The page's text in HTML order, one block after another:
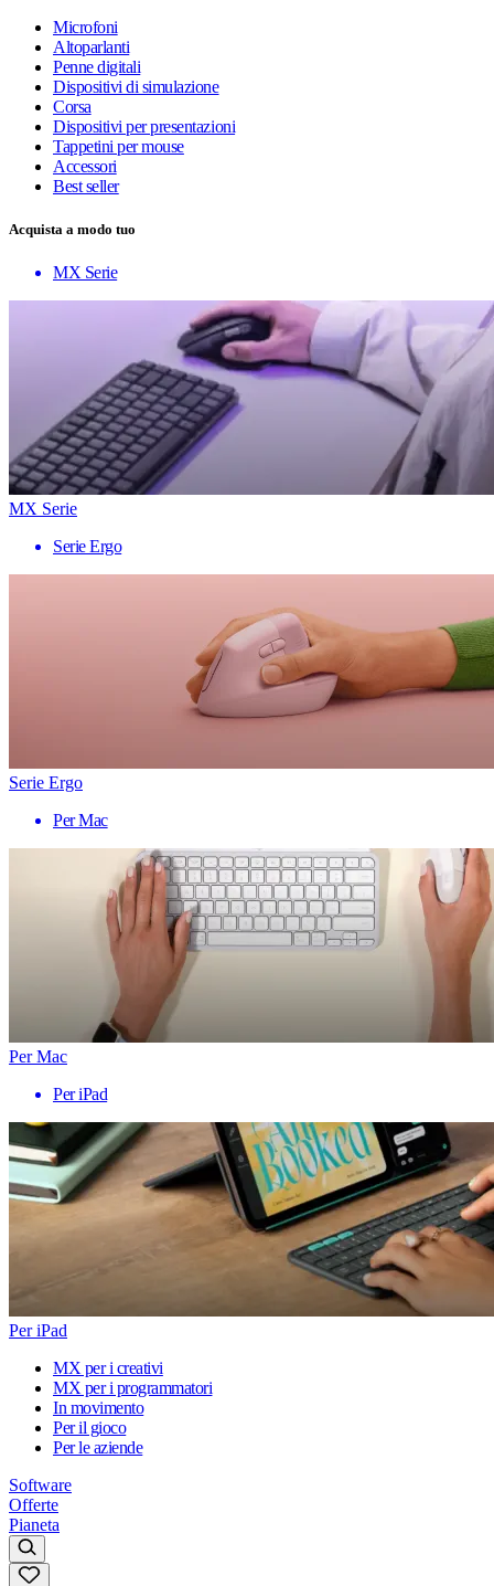
Microfoni
Altoparlanti
Penne digitali
Dispositivi di simulazione
Corsa
Dispositivi per presentazioni
Tappetini per mouse
Accessori
Best seller
Acquista a modo tuo
MX Serie
MX Serie
Serie Ergo
Serie Ergo
Per Mac
Per Mac
Per iPad
Per iPad
MX per i creativi
MX per i programmatori
In movimento
Per il gioco
Per le aziende
Software
Offerte
Pianeta